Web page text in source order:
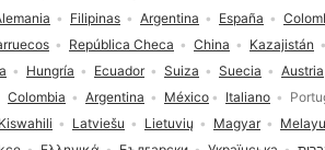
Colombia Argentina México Italiano
Kiswahili Latviešu Lietuvių Magyar Melayu
Filipinas Argentina España
República Checa China Kazajistán
Hungría Ecuador Suiza Suecia Austria